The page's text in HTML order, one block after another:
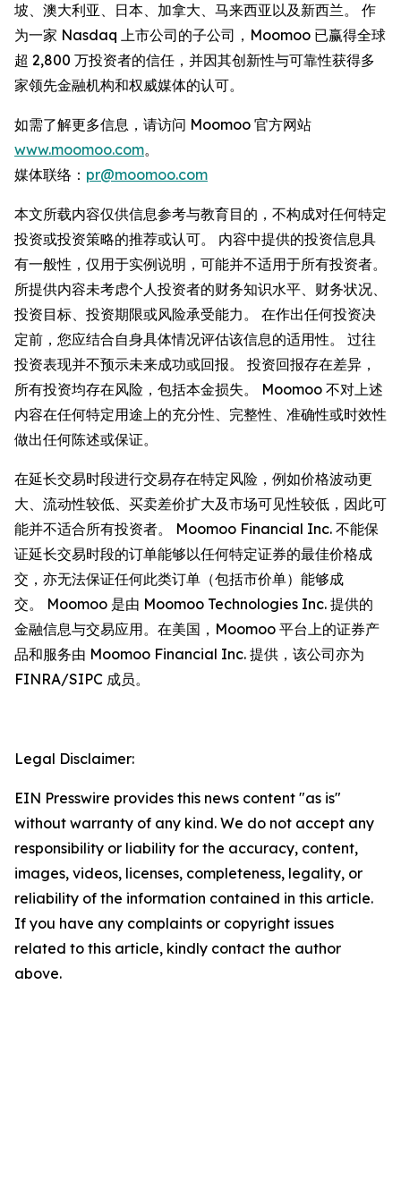
坡、澳大利亚、日本、加拿大、马来西亚以及新西兰。 作
为一家 Nasdaq 上市公司的子公司，Moomoo 已赢得全球
超 2,800 万投资者的信任，并因其创新性与可靠性获得多
家领先金融机构和权威媒体的认可。
如需了解更多信息，请访问 Moomoo 官方网站
www.moomoo.com。
媒体联络： pr@moomoo.com
本文所载内容仅供信息参考与教育目的，不构成对任何特定
投资或投资策略的推荐或认可。 内容中提供的投资信息具
有一般性，仅用于实例说明，可能并不适用于所有投资者。
所提供内容未考虑个人投资者的财务知识水平、财务状况、
投资目标、投资期限或风险承受能力。 在作出任何投资决
定前，您应结合自身具体情况评估该信息的适用性。 过往
投资表现并不预示未来成功或回报。 投资回报存在差异，
所有投资均存在风险，包括本金损失。 Moomoo 不对上述
内容在任何特定用途上的充分性、完整性、准确性或时效性
做出任何陈述或保证。
在延长交易时段进行交易存在特定风险，例如价格波动更
大、流动性较低、买卖差价扩大及市场可见性较低，因此可
能并不适合所有投资者。 Moomoo Financial Inc. 不能保
证延长交易时段的订单能够以任何特定证券的最佳价格成
交，亦无法保证任何此类订单（包括市价单）能够成
交。 Moomoo 是由 Moomoo Technologies Inc. 提供的
金融信息与交易应用。在美国，Moomoo 平台上的证券产
品和服务由 Moomoo Financial Inc. 提供，该公司亦为
FINRA/SIPC 成员。
Legal Disclaimer:
EIN Presswire provides this news content "as is"
without warranty of any kind. We do not accept any
responsibility or liability for the accuracy, content,
images, videos, licenses, completeness, legality, or
reliability of the information contained in this article.
If you have any complaints or copyright issues
related to this article, kindly contact the author
above.